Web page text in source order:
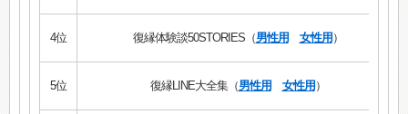
4位 復縁体験談50STORIES（男性用 女性用 ）
5位 復縁LINE大全集（男性用 女性用 ）